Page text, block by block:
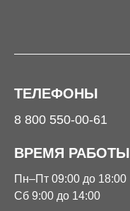
ТЕЛЕФОНЫ
8 800 550-00-61
ВРЕМЯ РАБОТЫ
Пн–Пт 09:00 до 18:00
Сб 9:00 до 14:00